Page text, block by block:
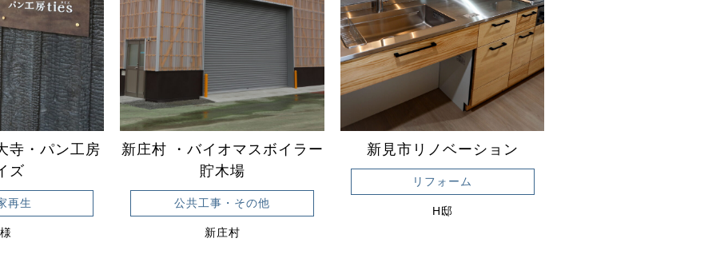
寺・パン工房
ズ
再生
新庄村 ・バイオマスボイラー
貯木場
公共工事・その他
新庄村
新見市リノベーション
リフォーム
H邸